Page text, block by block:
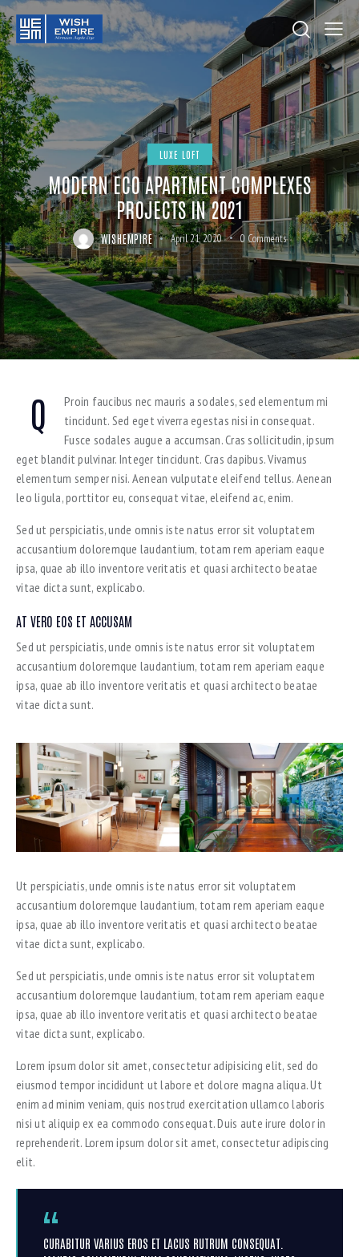
LUXE LOFT
MODERN ECO APARTMENT COMPLEXES
PROJECTS IN 2021
WISHEMPIRE April 21, 2020 0 Comments
Q
Proin faucibus nec mauris a sodales, sed elementum mi
tincidunt. Sed eget viverra egestas nisi in consequat.
Fusce sodales augue a accumsan. Cras sollicitudin, ipsum
eget blandit pulvinar. Integer tincidunt. Cras dapibus. Vivamus
elementum semper nisi. Aenean vulputate eleifend tellus. Aenean
leo ligula, porttitor eu, consequat vitae, eleifend ac, enim.
Sed ut perspiciatis, unde omnis iste natus error sit voluptatem
accusantium doloremque laudantium, totam rem aperiam eaque
ipsa, quae ab illo inventore veritatis et quasi architecto beatae
vitae dicta sunt, explicabo.
AT VERO EOS ET ACCUSAM
Sed ut perspiciatis, unde omnis iste natus error sit voluptatem
accusantium doloremque laudantium, totam rem aperiam eaque
ipsa, quae ab illo inventore veritatis et quasi architecto beatae
vitae dicta sunt.
Ut perspiciatis, unde omnis iste natus error sit voluptatem
accusantium doloremque laudantium, totam rem aperiam eaque
ipsa, quae ab illo inventore veritatis et quasi architecto beatae
vitae dicta sunt, explicabo.
Sed ut perspiciatis, unde omnis iste natus error sit voluptatem
accusantium doloremque laudantium, totam rem aperiam eaque
ipsa, quae ab illo inventore veritatis et quasi architecto beatae
vitae dicta sunt, explicabo.
Lorem ipsum dolor sit amet, consectetur adipisicing elit, sed do
eiusmod tempor incididunt ut labore et dolore magna aliqua. Ut
enim ad minim veniam, quis nostrud exercitation ullamco laboris
nisi ut aliquip ex ea commodo consequat. Duis aute irure dolor in
reprehenderit. Lorem ipsum dolor sit amet, consectetur adipiscing
elit.
CURABITUR VARIUS EROS ET LACUS RUTRUM CONSEQUAT.